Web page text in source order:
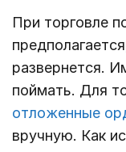
При торговле
развернется.
поймать. Для
отложенные
вручную. Как